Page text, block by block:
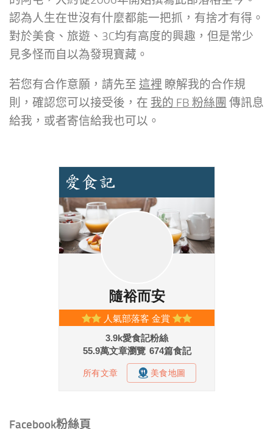
認為人生在世沒有什麼都能一把抓，有捨才有得。
對於美食、旅遊、3C均有高度的興趣，但是常少
見多怪而自以為發現寶藏。
若您有合作意願，請先至 這裡 瞭解我的合作規
則，確認您可以接受後，在 我的 FB 粉絲團 傳訊息
給我，或者寄信給我也可以。
Facebook粉絲頁